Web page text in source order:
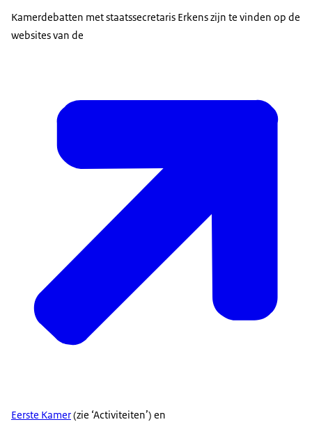
Kamerdebatten met staatssecretaris Erkens zijn te vinden op de
websites van de
Eerste Kamer(zie ‘Activiteiten’) en